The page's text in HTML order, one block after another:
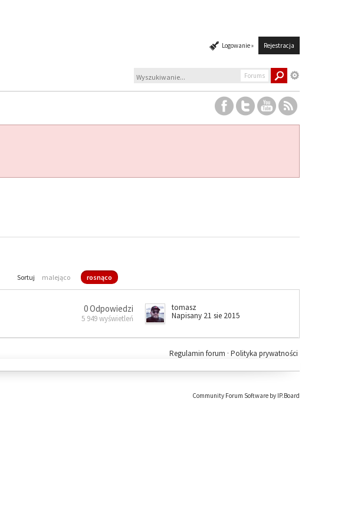
Logowanie » Rejestracja
Forums
Sortuj malejąco rosnąco
0 Odpowiedzi
5 949 wyświetleń
tomasz
Napisany 21 sie 2015
Polityka prywatności
Regulamin forum ·
Community Forum Software by IP.Board